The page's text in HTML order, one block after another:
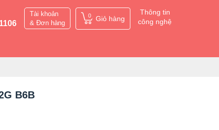
Tài khoản
& Đơn hàng
0 Giỏ hàng
Thông tin
công nghệ
B6B